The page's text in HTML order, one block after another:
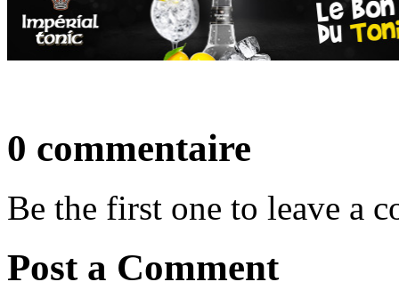
0 commentaire
Be the first one to leave a
Post a Comment